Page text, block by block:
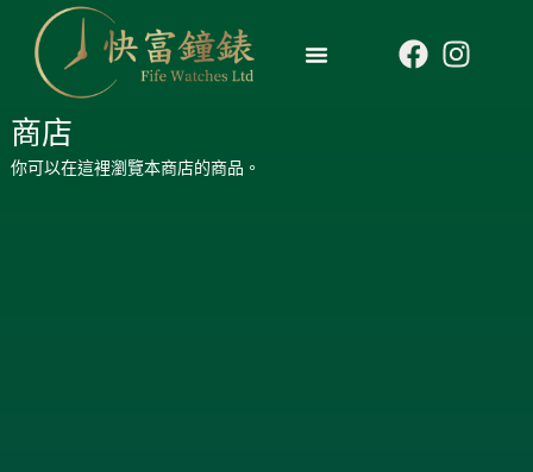
商店
你可以在這裡瀏覽本商店的商品。